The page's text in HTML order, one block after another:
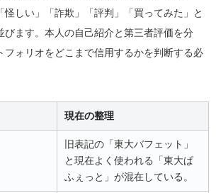
怪しい」「詐欺」「評判」「買ってみた」と
びます。本人の自己紹介と第三者評価を分
フォリオをどこまで信用するかを判断する必
現在の整理
旧表記の「東大バフェット」
と現在よく使われる「東大ぱ
ふぇっと」が混在している。